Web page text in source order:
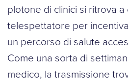
plotone di clinici si ritrova
telespettatore per
un percorso di salute
Come una sorta di
medico, la trasmissione